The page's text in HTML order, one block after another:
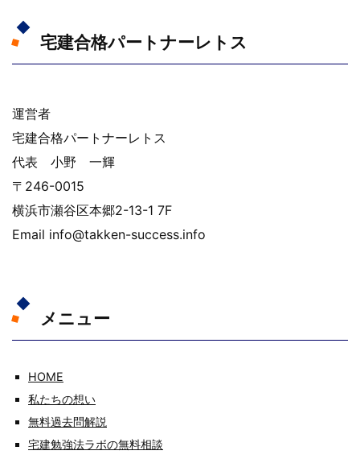
宅建合格パートナーレトス
運営者
宅建合格パートナーレトス
代表 小野 一輝
〒246-0015
横浜市瀬谷区本郷2-13-1 7F
Email info@takken-success.info
メニュー
HOME
私たちの想い
無料過去問解説
宅建勉強法ラボの無料相談